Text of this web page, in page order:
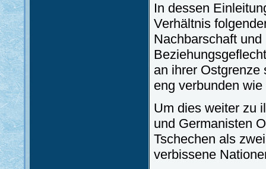
In dessen
Verhältnis
Nachbarschaft
an ihrer Ostgrenze
eng verbunden wie
Um dies weiter zu
und Germanisten
Tschechen als
verbissene